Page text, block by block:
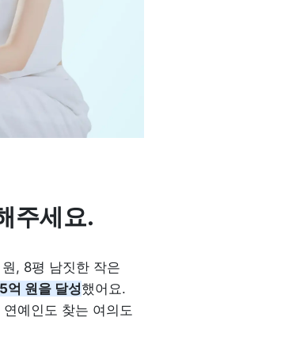
주세요.
, 8평 남짓한 작은
억 원을 달성했어요.
예인도 찾는 여의도